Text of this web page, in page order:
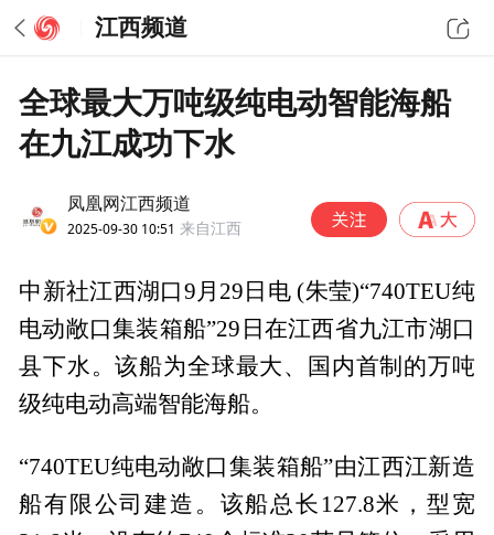
江西频道
全球最大万吨级纯电动智能海船
在九江成功下水
凤凰网江西频道
2025-09-30 10:51 来自江西
中新社江西湖口9月29日电 (朱莹)“740TEU纯
电动敞口集装箱船”29日在江西省九江市湖口
县下水。该船为全球最大、国内首制的万吨
级纯电动高端智能海船。
“740TEU纯电动敞口集装箱船”由江西江新造
船有限公司建造。该船总长127.8米，型宽